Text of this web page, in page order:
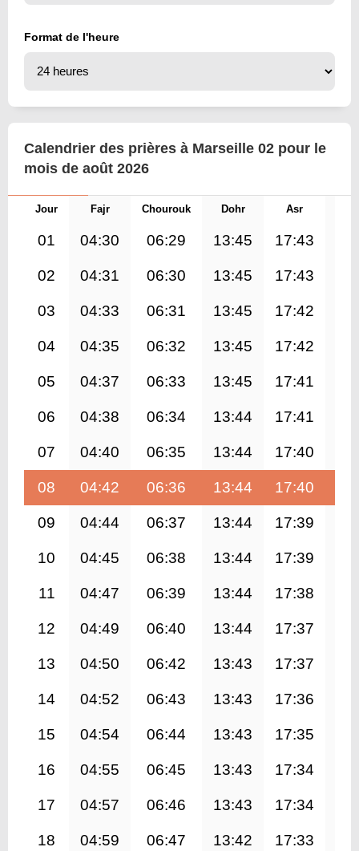
Format de l'heure
Calendrier des prières à Marseille 02 pour le
mois de août 2026
Jour Fajr Chourouk Dohr Asr
01 04:30 06:29 13:45 17:43
02 04:31 06:30 13:45 17:43
03 04:33 06:31 13:45 17:42
04 04:35 06:32 13:45 17:42
05 04:37 06:33 13:45 17:41
06 04:38 06:34 13:44 17:41
07 04:40 06:35 13:44 17:40
08 04:42 06:36 13:44 17:40
09 04:44 06:37 13:44 17:39
10 04:45 06:38 13:44 17:39
11 04:47 06:39 13:44 17:38
12 04:49 06:40 13:44 17:37
13 04:50 06:42 13:43 17:37
14 04:52 06:43 13:43 17:36
15 04:54 06:44 13:43 17:35
16 04:55 06:45 13:43 17:34
17 04:57 06:46 13:43 17:34
18 04:59 06:47 13:42 17:33